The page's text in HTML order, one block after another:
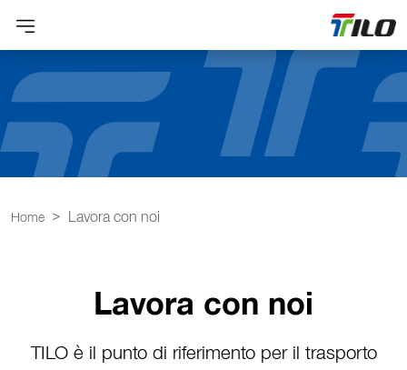
Home Lavora con noi
Lavora con noi
TILO è il punto di riferimento per il trasporto